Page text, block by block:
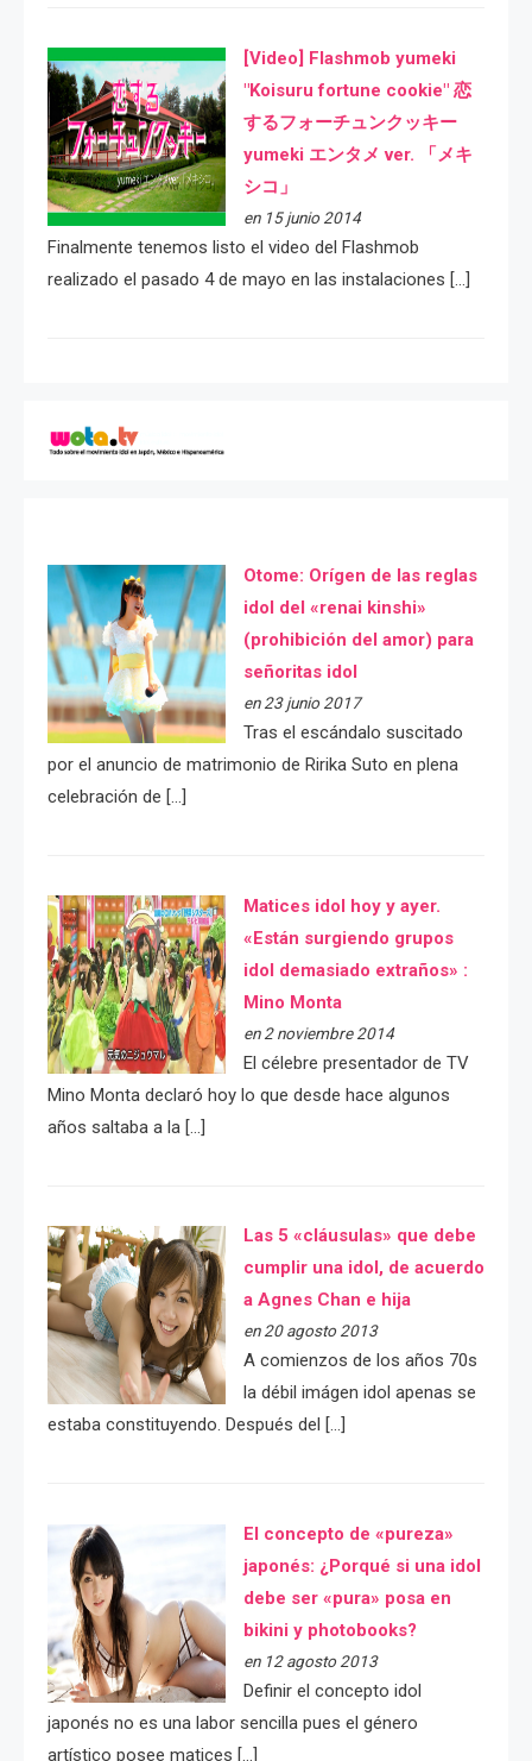
[Video] Flashmob yumeki
"Koisuru fortune cookie" 恋
するフォーチュンクッキー
yumeki エンタメ ver. 「メキ
シコ」
en 15 junio 2014
Finalmente tenemos listo el video del Flashmob
realizado el pasado 4 de mayo en las instalaciones […]
Otome: Orígen de las reglas
idol del «renai kinshi»
(prohibición del amor) para
señoritas idol
en 23 junio 2017
Tras el escándalo suscitado
por el anuncio de matrimonio de Ririka Suto en plena
celebración de […]
Matices idol hoy y ayer.
«Están surgiendo grupos
idol demasiado extraños» :
Mino Monta
en 2 noviembre 2014
El célebre presentador de TV
Mino Monta declaró hoy lo que desde hace algunos
años saltaba a la […]
Las 5 «cláusulas» que debe
cumplir una idol, de acuerdo
a Agnes Chan e hija
en 20 agosto 2013
A comienzos de los años 70s
la débil imágen idol apenas se
estaba constituyendo. Después del […]
El concepto de «pureza»
japonés: ¿Porqué si una idol
debe ser «pura» posa en
bikini y photobooks?
en 12 agosto 2013
Definir el concepto idol
japonés no es una labor sencilla pues el género
artístico posee matices […]